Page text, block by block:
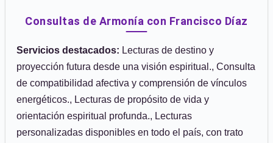
Consultas de Armonía con Francisco Díaz
Servicios destacados: Lecturas de destino y
proyección futura desde una visión espiritual., Consulta
de compatibilidad afectiva y comprensión de vínculos
energéticos., Lecturas de propósito de vida y
orientación espiritual profunda., Lecturas
personalizadas disponibles en todo el país, con trato